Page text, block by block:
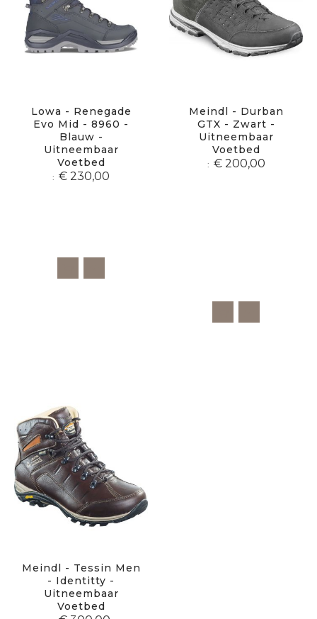
Lowa - Renegade
Evo Mid - 8960 -
Blauw -
Uitneembaar
Voetbed
€ 230,00
Meindl - Durban
GTX - Zwart -
Uitneembaar
Voetbed
€ 200,00
Meindl - Tessin Men
- Identitty -
Uitneembaar
Voetbed